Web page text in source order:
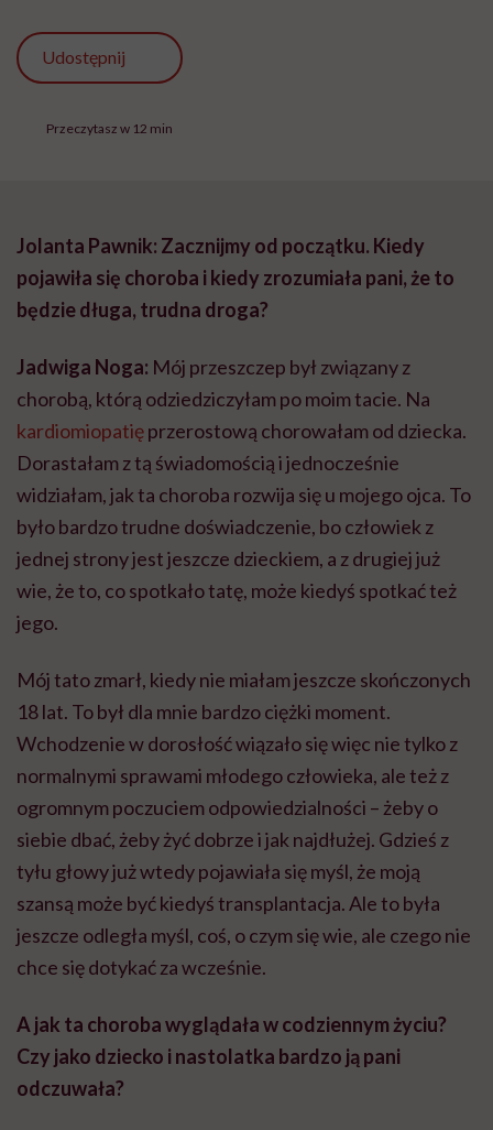
Udostępnij
Przeczytasz w 12 min
Jolanta Pawnik: Zacznijmy od początku. Kiedy
pojawiła się choroba i kiedy zrozumiała pani, że to
będzie długa, trudna droga?
Jadwiga Noga: Mój przeszczep był związany z
chorobą, którą odziedziczyłam po moim tacie. Na
kardiomiopatięprzerostową chorowałam od dziecka.
Dorastałam z tą świadomością i jednocześnie
widziałam, jak ta choroba rozwija się u mojego ojca. To
było bardzo trudne doświadczenie, bo człowiek z
jednej strony jest jeszcze dzieckiem, a z drugiej już
wie, że to, co spotkało tatę, może kiedyś spotkać też
jego.
Mój tato zmarł, kiedy nie miałam jeszcze skończonych
18 lat. To był dla mnie bardzo ciężki moment.
Wchodzenie w dorosłość wiązało się więc nie tylko z
normalnymi sprawami młodego człowieka, ale też z
ogromnym poczuciem odpowiedzialności – żeby o
siebie dbać, żeby żyć dobrze i jak najdłużej. Gdzieś z
tyłu głowy już wtedy pojawiała się myśl, że moją
szansą może być kiedyś transplantacja. Ale to była
jeszcze odległa myśl, coś, o czym się wie, ale czego nie
chce się dotykać za wcześnie.
A jak ta choroba wyglądała w codziennym życiu?
Czy jako dziecko i nastolatka bardzo ją pani
odczuwała?